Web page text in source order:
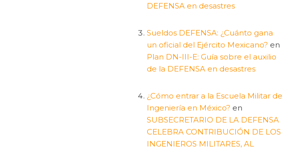
DEFENSA en desastres
Sueldos DEFENSA: ¿Cuánto gana
un oficial del Ejército Mexicano? en
Plan DN-III-E: Guía sobre el auxilio
de la DEFENSA en desastres
¿Cómo entrar a la Escuela Militar de
Ingeniería en México? en
SUBSECRETARIO DE LA DEFENSA
CELEBRA CONTRIBUCIÓN DE LOS
INGENIEROS MILITARES, AL